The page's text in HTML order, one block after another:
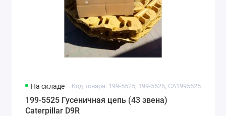
На складе Код товара: 199-5525, 199-5525, CA1995525
199-5525 Гусеничная цепь (43 звена)
Caterpillar D9R